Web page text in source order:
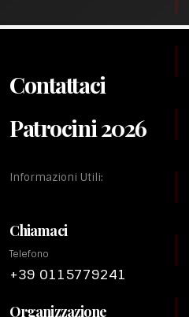
Contattaci
Patrocini 2026
Informazioni Utili:
Chiamaci
Telefono
+39 0115779241
Organizzazione